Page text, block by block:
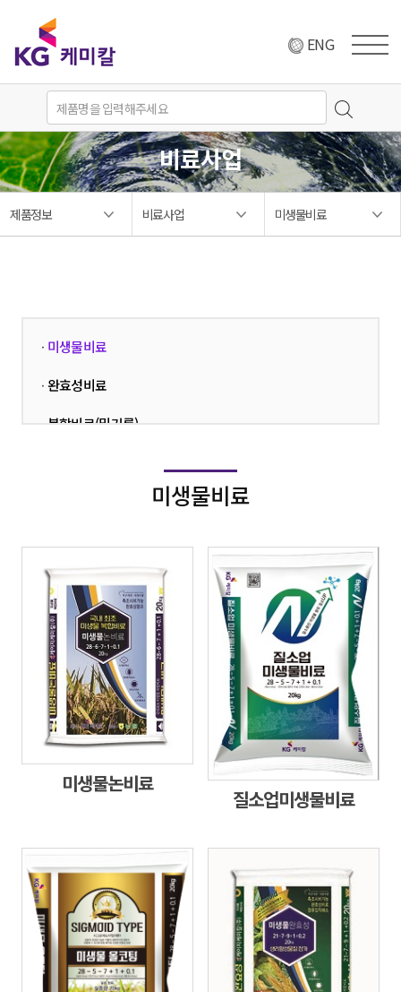
ENG
비료사업
제품정보 비료사업 미생물비료
· 미생물비료
· 완효성비료
복합비료(밑거름)
·단비
친환경
미생물비료
미생물논비료
질소업미생물비료